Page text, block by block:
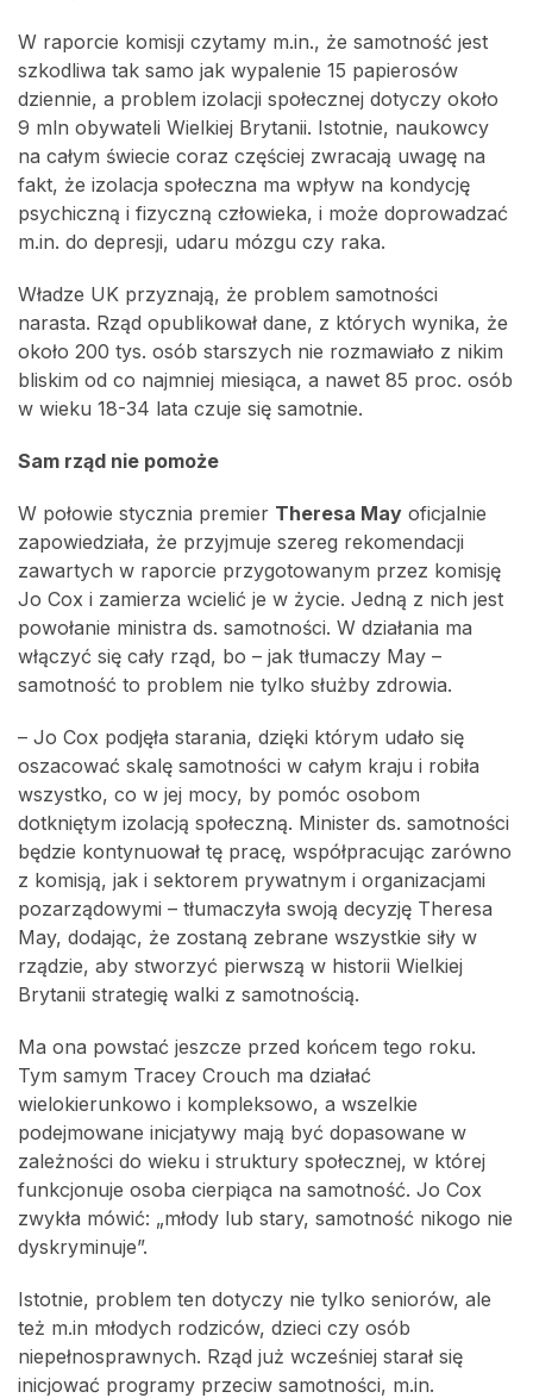
W raporcie komisji czytamy m.in., że samotność jest
szkodliwa tak samo jak wypalenie 15 papierosów
dziennie, a problem izolacji społecznej dotyczy około
9 mln obywateli Wielkiej Brytanii. Istotnie, naukowcy
na całym świecie coraz częściej zwracają uwagę na
fakt, że izolacja społeczna ma wpływ na kondycję
psychiczną i fizyczną człowieka, i może doprowadzać
m.in. do depresji, udaru mózgu czy raka.
Władze UK przyznają, że problem samotności
narasta. Rząd opublikował dane, z których wynika, że
około 200 tys. osób starszych nie rozmawiało z nikim
bliskim od co najmniej miesiąca, a nawet 85 proc. osób
w wieku 18-34 lata czuje się samotnie.
Sam rząd nie pomoże
W połowie stycznia premier Theresa May oficjalnie
zapowiedziała, że przyjmuje szereg rekomendacji
zawartych w raporcie przygotowanym przez komisję
Jo Cox i zamierza wcielić je w życie. Jedną z nich jest
powołanie ministra ds. samotności. W działania ma
włączyć się cały rząd, bo – jak tłumaczy May –
samotność to problem nie tylko służby zdrowia.
– Jo Cox podjęła starania, dzięki którym udało się
oszacować skalę samotności w całym kraju i robiła
wszystko, co w jej mocy, by pomóc osobom
dotkniętym izolacją społeczną. Minister ds. samotności
będzie kontynuował tę pracę, współpracując zarówno
z komisją, jak i sektorem prywatnym i organizacjami
pozarządowymi – tłumaczyła swoją decyzję Theresa
May, dodając, że zostaną zebrane wszystkie siły w
rządzie, aby stworzyć pierwszą w historii Wielkiej
Brytanii strategię walki z samotnością.
Ma ona powstać jeszcze przed końcem tego roku.
Tym samym Tracey Crouch ma działać
wielokierunkowo i kompleksowo, a wszelkie
podejmowane inicjatywy mają być dopasowane w
zależności do wieku i struktury społecznej, w której
funkcjonuje osoba cierpiąca na samotność. Jo Cox
zwykła mówić: „młody lub stary, samotność nikogo nie
dyskryminuje”.
Istotnie, problem ten dotyczy nie tylko seniorów, ale
też m.in młodych rodziców, dzieci czy osób
niepełnosprawnych. Rząd już wcześniej starał się
inicjować programy przeciw samotności, m.in.